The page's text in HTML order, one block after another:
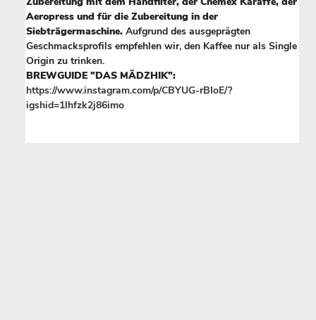
Aeropress und für die Zubereitung in der
Siebträgermaschine. Aufgrund des ausgeprägten
Geschmacksprofils empfehlen wir, den Kaffee nur als Single
Origin zu trinken.
BREWGUIDE "DAS MÄDZHIK":
https://www.instagram.com/p/CBYUG-rBIoE/?
igshid=1lhfzk2j86imo